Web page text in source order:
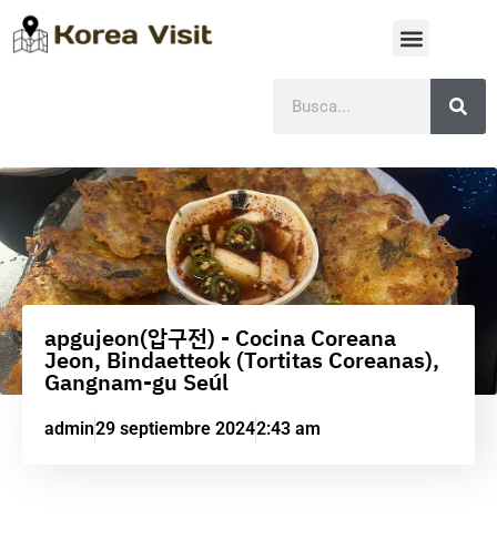
apgujeon(압구전) - Cocina Coreana
Jeon, Bindaetteok (Tortitas Coreanas),
Gangnam-gu Seúl
admin29 septiembre 20242:43 am